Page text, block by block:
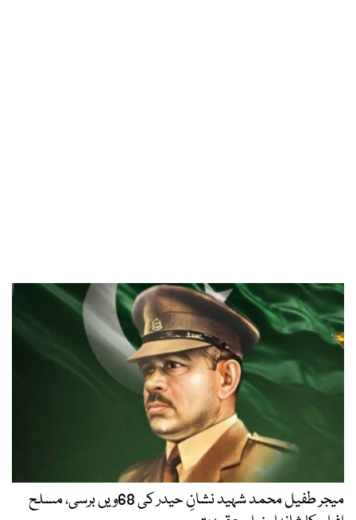
میجر طفیل محمد شہید نشانِ حیدر کی 68ویں برسی، مسلح